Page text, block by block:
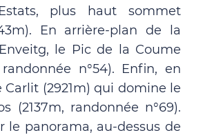
plus haut sommet
En arrière-plan de la
le Pic de la Coume
randonnée n°54). Enfin, en
(2921m) qui domine le
(2137m, randonnée n°69).
le panorama, au-dessus de